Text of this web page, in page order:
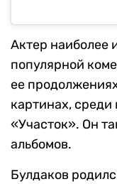
Актер наиболее
популярной
ее
картинах,
«Участок». Он
альбомов.
Булдаков